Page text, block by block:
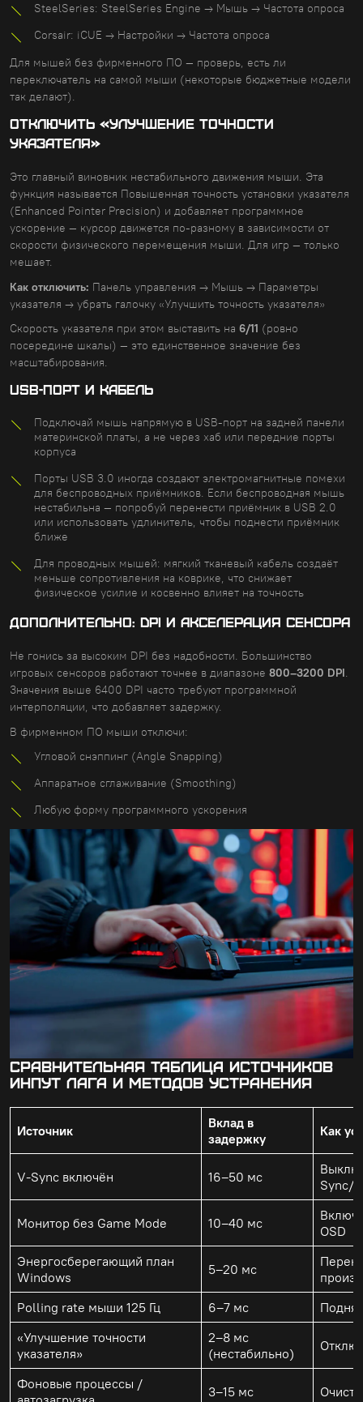
SteelSeries: SteelSeries Engine → Мышь → Частота опроса
Corsair: iCUE → Настройки → Частота опроса
Для мышей без фирменного ПО — проверь, есть ли
переключатель на самой мыши (некоторые бюджетные модели
так делают).
ОТКЛЮЧИТЬ «УЛУЧШЕНИЕ ТОЧНОСТИ
УКАЗАТЕЛЯ»
Это главный виновник нестабильного движения мыши. Эта
функция называется Повышенная точность установки указателя
(Enhanced Pointer Precision) и добавляет программное
ускорение — курсор движется по-разному в зависимости от
скорости физического перемещения мыши. Для игр — только
мешает.
Как отключить: Панель управления → Мышь → Параметры
указателя → убрать галочку «Улучшить точность указателя»
Скорость указателя при этом выставить на 6/11 (ровно
посередине шкалы) — это единственное значение без
масштабирования.
USB-ПОРТ И КАБЕЛЬ
Подключай мышь напрямую в USB-порт на задней панели
материнской платы, а не через хаб или передние порты
корпуса
Порты USB 3.0 иногда создают электромагнитные помехи
для беспроводных приёмников. Если беспроводная мышь
нестабильна — попробуй перенести приёмник в USB 2.0
или использовать удлинитель, чтобы поднести приёмник
ближе
Для проводных мышей: мягкий тканевый кабель создаёт
меньше сопротивления на коврике, что снижает
физическое усилие и косвенно влияет на точность
ДОПОЛНИТЕЛЬНО: DPI И АКСЕЛЕРАЦИЯ СЕНСОРА
Не гонись за высоким DPI без надобности. Большинство
игровых сенсоров работают точнее в диапазоне 800–3200 DPI.
Значения выше 6400 DPI часто требуют программной
интерполяции, что добавляет задержку.
В фирменном ПО мыши отключи:
Угловой снэппинг (Angle Snapping)
Аппаратное сглаживание (Smoothing)
Любую форму программного ускорения
Сравнительная таблица источников
инпут лага и методов устранения
Источник
Вклад в
задержку
Как
V-Sync включён 16–50 мс
Sync/
Монитор без Game Mode 10–40 мс
OSD
Энергосберегающий план
Windows
5–20 мс
Polling rate мыши 125 Гц
6–7 мс
«Улучшение точности
указателя»
2–8 мс
(нестабильно)
Фоновые процессы /
3–15 мс